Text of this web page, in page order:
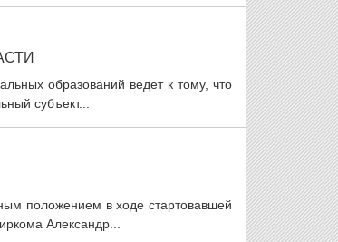
образований ведет к тому, что
субъект...
положением в ходе стартовавшей
Александр...